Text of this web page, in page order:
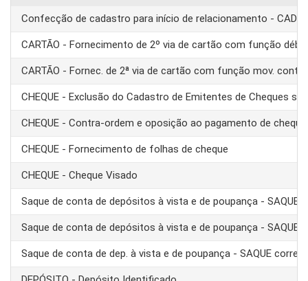
Confecção de cadastro para início de relacionamento -
CARTÃO - Fornecimento de 2º via de cartão com função
CARTÃO - Fornec. de 2ª via de cartão com função mov. conta
CHEQUE - Exclusão do Cadastro de Emitentes de Cheques
CHEQUE - Contra-ordem e oposição ao pagamento de cheque
CHEQUE - Fornecimento de folhas de cheque
CHEQUE - Cheque Visado
Saque de conta de depósitos à vista e de poupança - SAQUE
Saque de conta de depósitos à vista e de poupança - SAQUE
Saque de conta de dep. à vista e de poupança - SAQUE